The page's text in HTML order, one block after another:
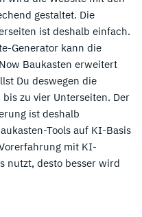
gestaltet. Die
ist deshalb einfach.
Generator kann die
Baukasten erweitert
Du deswegen die
zu vier Unterseiten. Der
ist deshalb
Tools auf KI-Basis
mit KI-
nutzt, desto besser wird